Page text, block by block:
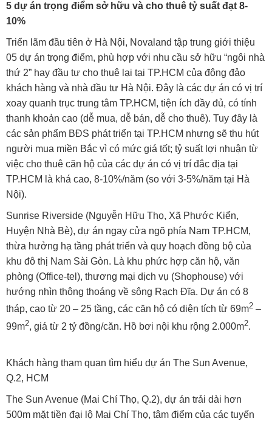
5 dự án trọng điểm sở hữu và cho thuê tỷ suất đạt 8-
10%
Triển lãm đầu tiên ở Hà Nội, Novaland tập trung giới thiệu
05 dự án trọng điểm, phù hợp với nhu cầu sở hữu “ngôi nhà
thứ 2” hay đầu tư cho thuê lại tại TP.HCM của đông đảo
khách hàng và nhà đầu tư Hà Nội. Đây là các dự án có vị trí
xoay quanh trục trung tâm TP.HCM, tiện ích đầy đủ, có tính
thanh khoản cao (dễ mua, dễ bán, dễ cho thuê). Tuy đây là
các sản phẩm BĐS phát triển tại TP.HCM nhưng sẽ thu hút
người mua miền Bắc vì có mức giá tốt; tỷ suất lợi nhuận từ
việc cho thuê căn hộ của các dự án có vị trí đắc địa tại
TP.HCM là khá cao, 8-10%/năm (so với 3-5%/năm tại Hà
Nội).
Sunrise Riverside (Nguyễn Hữu Thọ, Xã Phước Kiển,
Huyện Nhà Bè), dự án ngay cửa ngõ phía Nam TP.HCM,
thừa hưởng hạ tầng phát triển và quy hoạch đồng bộ của
khu đô thị Nam Sài Gòn. Là khu phức hợp căn hộ, văn
phòng (Office-tel), thương mại dịch vụ (Shophouse) với
hướng nhìn thông thoáng về sông Rạch Đĩa. Dự án có 8
tháp, cao từ 20 – 25 tầng, các căn hộ có diện tích từ 69m2 –
99m2, giá từ 2 tỷ đồng/căn. Hồ bơi nội khu rộng 2.000m2.
Khách hàng tham quan tìm hiểu dự án The Sun Avenue,
Q.2, HCM
The Sun Avenue (Mai Chí Thọ, Q.2), dự án trải dài hơn
500m mặt tiền đại lộ Mai Chí Thọ, tâm điểm của các tuyến